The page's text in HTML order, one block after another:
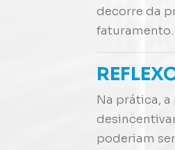
decorre da
faturamento.
Na prática, a
poderiam